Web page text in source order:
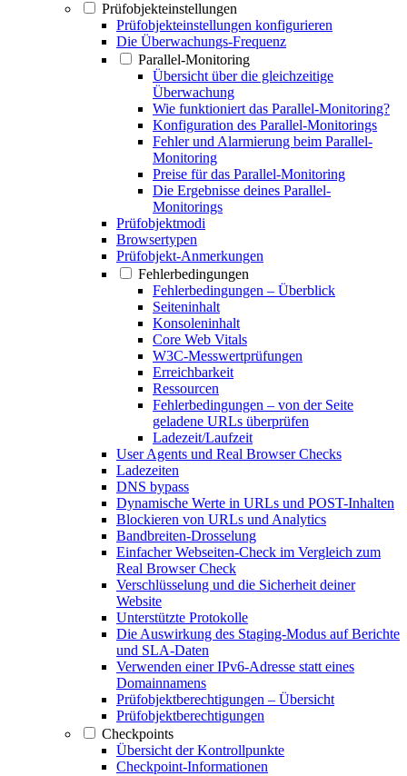
Prüfobjekteinstellungen
Prüfobjekteinstellungen konfigurieren
Die Überwachungs-Frequenz
Parallel-Monitoring
Übersicht über die gleichzeitige
Überwachung
Wie funktioniert das Parallel-Monitoring?
Konfiguration des Parallel-Monitorings
Fehler und Alarmierung beim Parallel-
Monitoring
Preise für das Parallel-Monitoring
Die Ergebnisse deines Parallel-
Monitorings
Prüfobjektmodi
Browsertypen
Prüfobjekt-Anmerkungen
Fehlerbedingungen
Fehlerbedingungen – Überblick
Seiteninhalt
Konsoleninhalt
Core Web Vitals
W3C-Messwertprüfungen
Erreichbarkeit
Ressourcen
Fehlerbedingungen – von der Seite
geladene URLs überprüfen
Ladezeit/Laufzeit
User Agents und Real Browser Checks
Ladezeiten
DNS bypass
Dynamische Werte in URLs und POST-Inhalten
Blockieren von URLs und Analytics
Bandbreiten-Drosselung
Einfacher Webseiten-Check im Vergleich zum
Real Browser Check
Verschlüsselung und die Sicherheit deiner
Website
Unterstützte Protokolle
Die Auswirkung des Staging-Modus auf Berichte
und SLA-Daten
Verwenden einer IPv6-Adresse statt eines
Domainnamens
Prüfobjektberechtigungen – Übersicht
Prüfobjektberechtigungen
Checkpoints
Übersicht der Kontrollpunkte
Checkpoint-Informationen